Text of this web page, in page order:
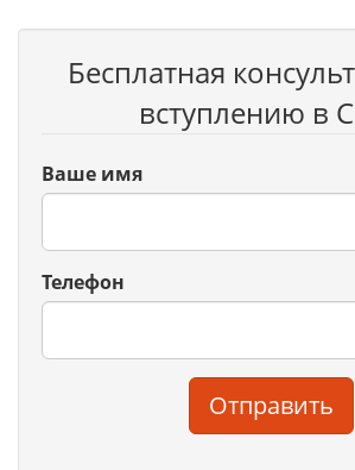
Бесплатная
вступлению в
Ваше имя
Телефон
Отправить